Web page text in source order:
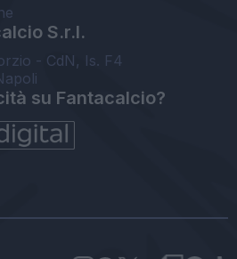
S.r.l.
- CdN, Is. F4
su Fantacalcio?